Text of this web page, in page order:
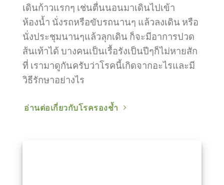
เดินก้าวแรกๆ เช่นตื่นนอนมาเดินไปเข้า
ห้องน้ำ นั่งรถหรือขับรถนานๆ แล้วลงเดิน หรือ
นั่งประชุมนานๆแล้วลุกเดิน ก็จะมีอาการปวด
ส้นเท้าได้ บางคนเป็นเรื้อรังเป็นปีๆก็ไม่หายสัก
ที่ เรามาดูกันครับว่าโรคนี้เกิดจากอะไรและมี
วิธีรักษาอย่างไร
อ่านต่อเกี่ยวกับโรครองช้ำ